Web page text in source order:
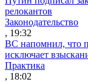
релокантов
Законодательство
, 19:32
ВС напомнил, что
исключает
Практика
, 18:02